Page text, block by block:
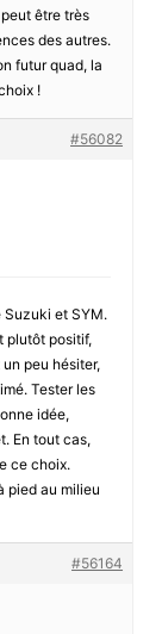
être très
des autres.
futur quad, la
!
#56082
Suzuki et SYM.
plutôt positif,
peu hésiter,
Tester les
idée,
En tout cas,
ce choix.
pied au milieu
#56164